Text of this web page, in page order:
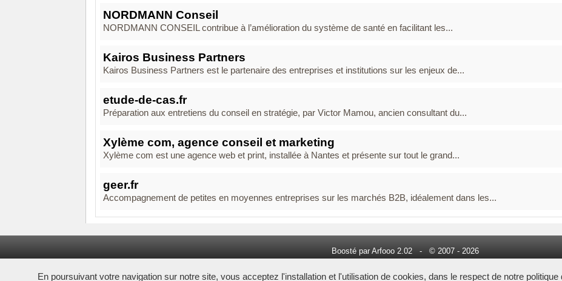
NORDMANN Conseil
NORDMANN CONSEIL contribue à l’amélioration du système de santé en facilitant les...
Kairos Business Partners
Kairos Business Partners est le partenaire des entreprises et institutions sur les enjeux de...
etude-de-cas.fr
Préparation aux entretiens du conseil en stratégie, par Victor Mamou, ancien consultant du...
Xylème com, agence conseil et marketing
Xylème com est une agence web et print, installée à Nantes et présente sur tout le grand...
geer.fr
Accompagnement de petites en moyennes entreprises sur les marchés B2B, idéalement dans les...
Boosté par Arfooo 2.02 - © 2007 - 2026
En poursuivant votre navigation sur notre site, vous acceptez l'installation et l'utilisation de cookies, dans le respect de notre